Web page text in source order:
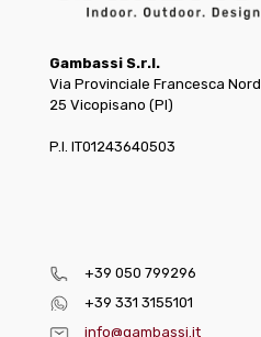
Gambassi S.r.l.
Via Provinciale Francesca Nord
25 Vicopisano (PI)
P.I. IT01243640503
+39 050 799296
+39 331 3155101
info@gambassi.it